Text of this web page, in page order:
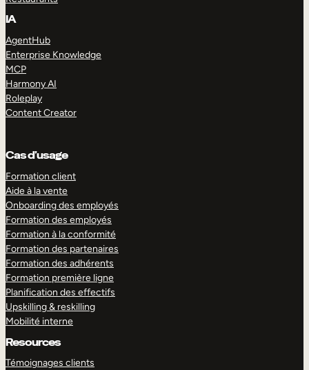
IA
AgentHub
Enterprise Knowledge
MCP
Harmony AI
Roleplay
Content Creator
Cas d’usage
Formation client
Aide à la vente
Onboarding des employés
Formation des employés
Formation à la conformité
Formation des partenaires
Formation des adhérents
Formation première ligne
Planification des effectifs
Upskilling & reskilling
Mobilité interne
Resources
Témoignages clients